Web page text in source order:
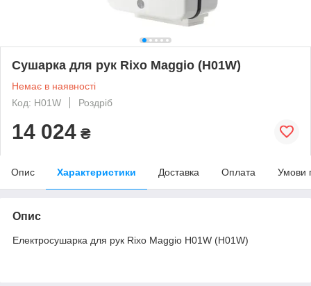
Сушарка для рук Rixo Maggio (H01W)
Немає в наявності
Код: H01W
Роздріб
14 024 ₴
Опис Характеристики Доставка Оплата Умови
Опис
Електросушарка для рук Rixo Maggio H01W (H01W)